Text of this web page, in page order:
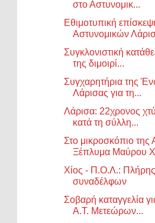
στο Αστυνομικ...
Εθιμοτυπική
Αστυνομικών
Συγκλονιστική
της διμοιρί...
Συγχαρητήρια της
Λάρισας για τη...
Λάρισα: 22χρονος
κατά τη σύλλη...
Στο μικροσκόπιο της
Ξέπλυμα Μαύρου
Χίος - Π.Ο.Λ.: Πλήρης
συναδέλφων
Σοβαρή καταγγελία
Α.Τ. Μετεώρων...